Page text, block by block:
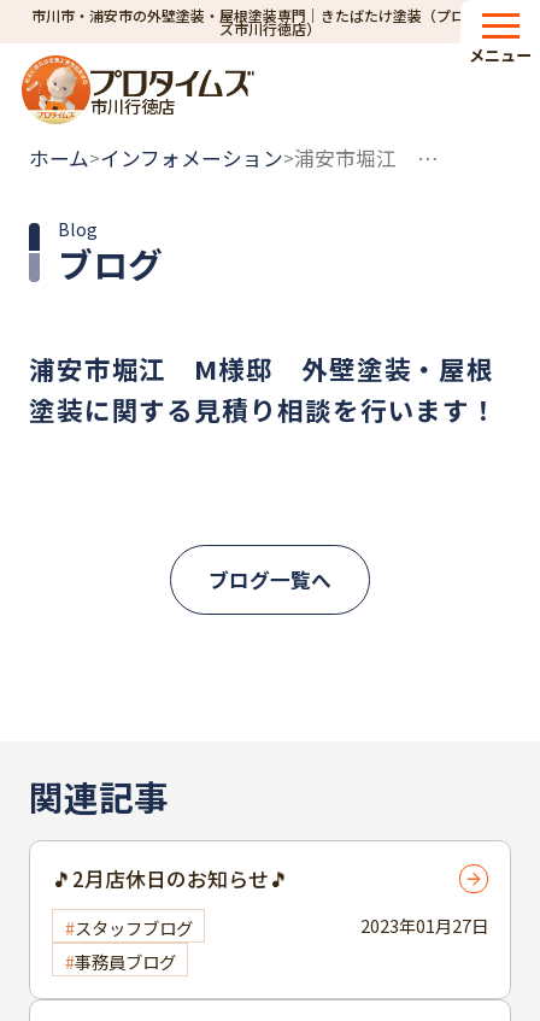
市川市・浦安市の外壁塗装・屋根塗装専門｜きたばたけ塗装（プロタイム
ズ市川行徳店）
市川行徳店
メニュー
ホーム>インフォメーション> 浦安市堀江 M様邸 外壁塗装・屋根塗装に関する見積り相談を行います！
ブログ
Blog
浦安市堀江 M様邸 外壁塗装・屋根
塗装に関する見積り相談を行います！
ブログ一覧へ
関連記事
2023年01月27日
🎵2月店休日のお知らせ🎵
スタッフブログ
事務員ブログ